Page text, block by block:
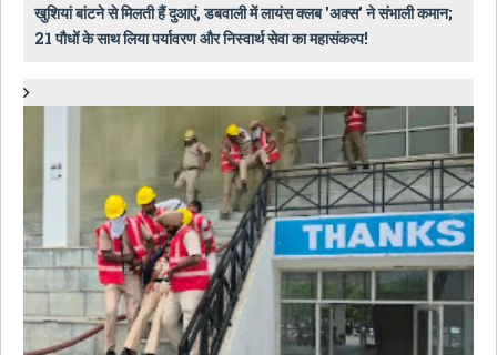
खुशियां बांटने से मिलती हैं दुआएं, डबवाली में लायंस क्लब 'अक्स' ने संभाली कमान;
21 पौधों के साथ लिया पर्यावरण और निस्वार्थ सेवा का महासंकल्प!